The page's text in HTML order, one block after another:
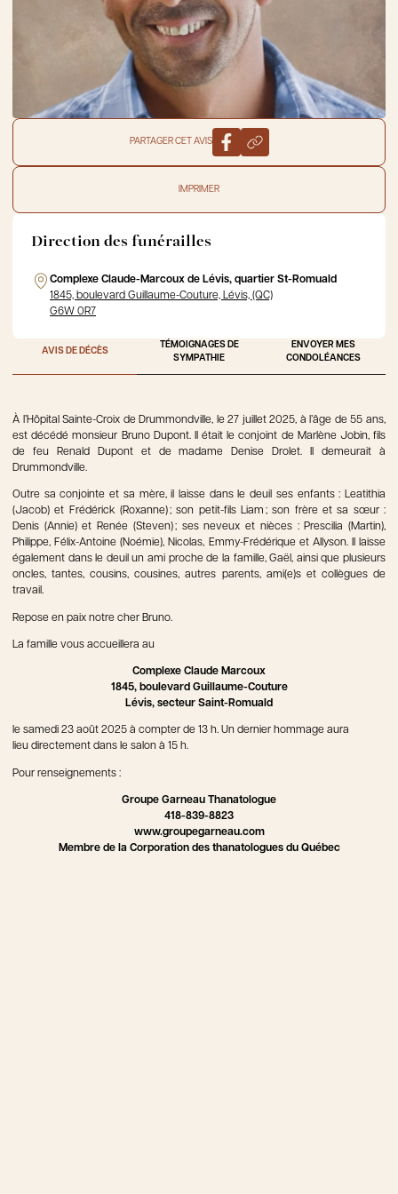
PARTAGER CET AVIS
IMPRIMER
Direction des funérailles
Complexe Claude-Marcoux de Lévis, quartier St-Romuald
1845, boulevard Guillaume-Couture, Lévis, (QC)
G6W 0R7
AVIS DE DÉCÈS
TÉMOIGNAGES DE
SYMPATHIE
ENVOYER MES
CONDOLÉANCES
À l’Hôpital Sainte-Croix de Drummondville, le 27 juillet 2025, à l’âge de 55 ans,
est décédé monsieur Bruno Dupont. Il était le conjoint de Marlène Jobin, fils
de feu Renald Dupont et de madame Denise Drolet. Il demeurait à
Drummondville.
Outre sa conjointe et sa mère, il laisse dans le deuil ses enfants : Leatithia
(Jacob) et Frédérick (Roxanne) ; son petit-fils Liam ; son frère et sa sœur :
Denis (Annie) et Renée (Steven) ; ses neveux et nièces : Prescilia (Martin),
Philippe, Félix-Antoine (Noémie), Nicolas, Emmy-Frédérique et Allyson. Il laisse
également dans le deuil un ami proche de la famille, Gaël, ainsi que plusieurs
oncles, tantes, cousins, cousines, autres parents, ami(e)s et collègues de
travail.
Repose en paix notre cher Bruno.
La famille vous accueillera au
Complexe Claude Marcoux
1845, boulevard Guillaume-Couture
Lévis, secteur Saint-Romuald
le samedi 23 août 2025 à compter de 13 h. Un dernier hommage aura
lieu directement dans le salon à 15 h.
Pour renseignements :
Groupe Garneau Thanatologue
418-839-8823
www.groupegarneau.com
Membre de la Corporation des thanatologues du Québec